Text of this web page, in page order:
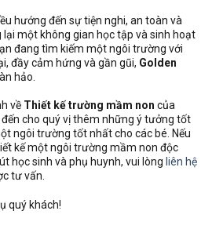
hướng đến sự tiện nghi, an toàn và
một không gian học tập và sinh hoạt
đang tìm kiếm một ngôi trường với
đầy cảm hứng và gần gũi, Golden
hảo.
về Thiết kế trường mầm non của
cho quý vị thêm những ý tưởng tốt
ngôi trường tốt nhất cho các bé. Nếu
kế một ngôi trường mầm non độc
học sinh và phụ huynh, vui lòng liên hệ
tư vấn.
quý khách!